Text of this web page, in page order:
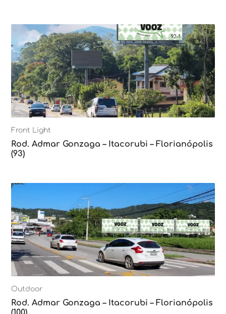
Front Light
Rod. Admar Gonzaga – Itacorubi – Florianópolis
(93)
Outdoor
Rod. Admar Gonzaga – Itacorubi – Florianópolis